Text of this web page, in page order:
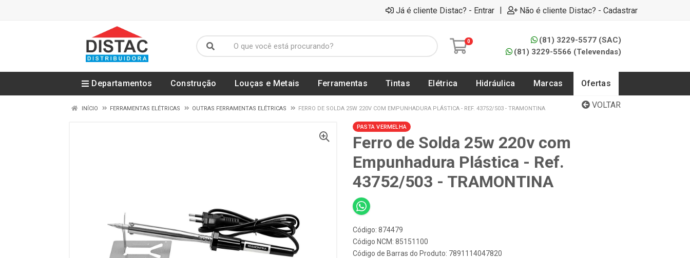
Já é cliente Distac? - Entrar | Não é cliente Distac? - Cadastrar
0
(81) 3229-5577 (SAC)
(81) 3229-5566 (Televendas)
Departamentos Construção Louças e Metais Ferramentas Tintas Elétrica Hidráulica Marcas Ofertas
VOLTAR
INÍCIO FERRAMENTAS ELÉTRICAS OUTRAS FERRAMENTAS ELÉTRICAS FERRO DE SOLDA 25W 220V COM EMPUNHADURA PLÁSTICA - REF. 43752/503 - TRAMONTINA
PASTA VERMELHA
Ferro de Solda 25w 220v com
Empunhadura Plástica - Ref.
43752/503 - TRAMONTINA
Código: 874479
Código NCM: 85151100
Código de Barras do Produto: 7891114047820